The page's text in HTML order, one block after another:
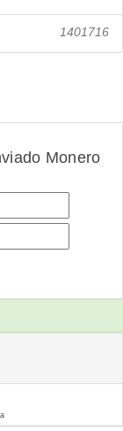
1401716
Monero